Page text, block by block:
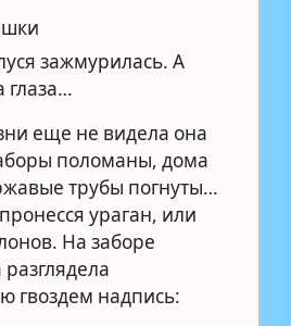
зажмурилась. А
глаза…
еще не видела она
поломаны, дома
трубы погнуты…
ураган, или
На заборе
гвоздем надпись: